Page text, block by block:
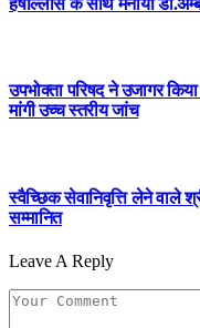
उपभोक्ता परिषद ने उजागर
मांगी उच्च स्तरीय जांच
स्वैच्छिक सेवानिवृत्ति लेने वाले
सम्मानित
Leave A Reply